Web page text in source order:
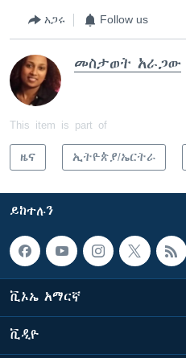
አጋሩ Follow us
መስታወት አራጋው
This item is part of
ዜና ኢትዮጵያ/ኤርትራ
ይከተሉን
ቪኦኤ አማርኛ
ቪዲዮ